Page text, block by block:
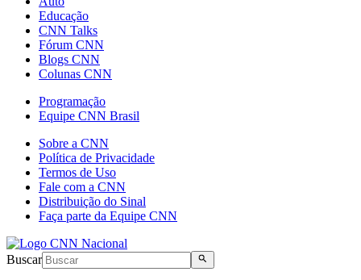
Educação
CNN Talks
Fórum CNN
Blogs CNN
Colunas CNN
Programação
Equipe CNN Brasil
Sobre a CNN
Política de Privacidade
Termos de Uso
Fale com a CNN
Distribuição do Sinal
Faça parte da Equipe CNN
Buscar